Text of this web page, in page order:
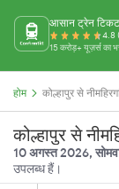
आसान ट्रेन
4.8
15 करोड़+ यूज़र्स का
होम कोल्हापुर से
कोल्हापुर से
10 अगस्त 2026,
उपलब्ध हैं।